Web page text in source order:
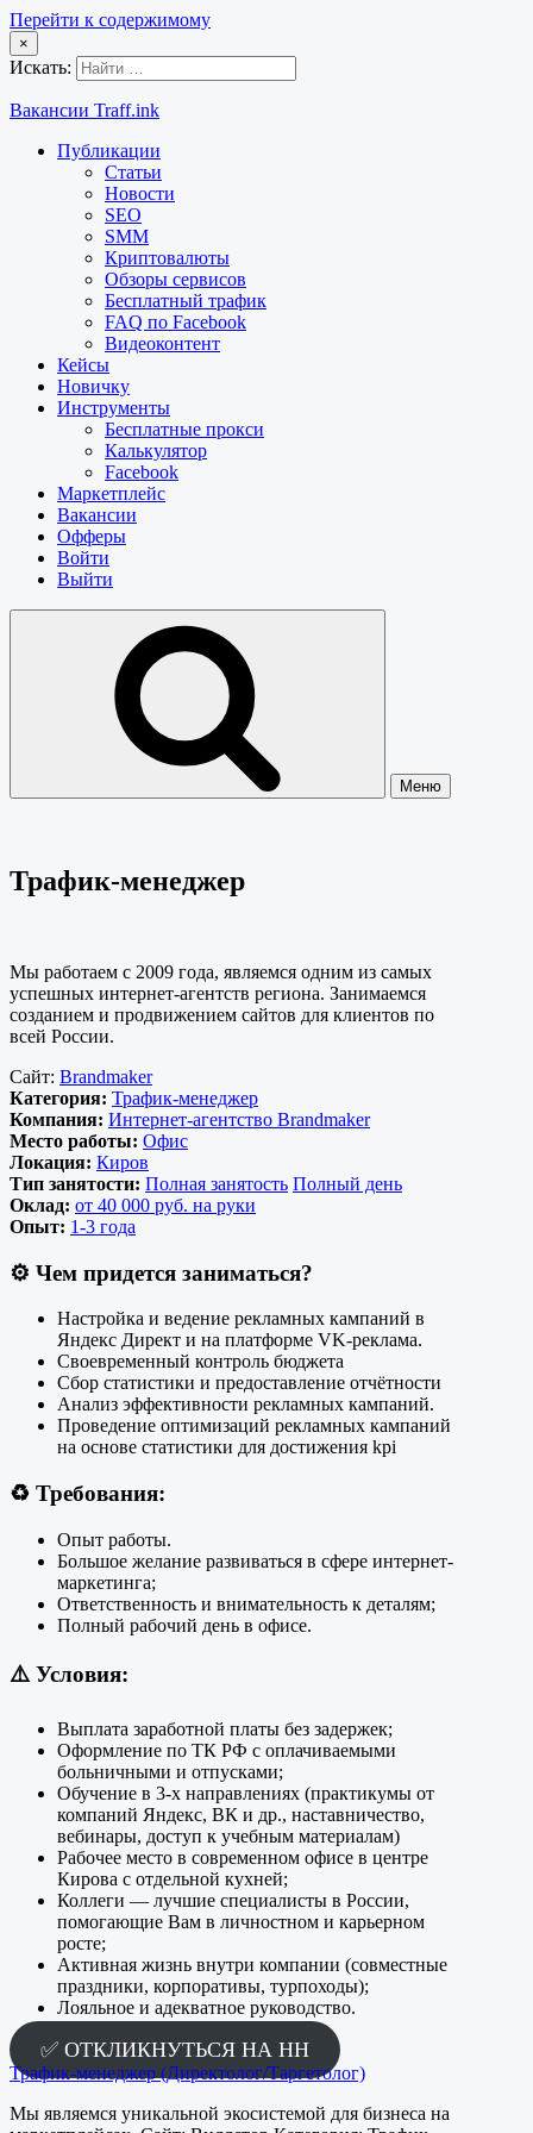
Перейти к содержимому
×
Искать:
Вакансии Traff.ink
Публикации
Статьи
Новости
SEO
SMM
Криптовалюты
Обзоры сервисов
Бесплатный трафик
FAQ по Facebook
Видеоконтент
Кейсы
Новичку
Инструменты
Бесплатные прокси
Калькулятор
Facebook
Маркетплейс
Вакансии
Офферы
Войти
Выйти
Меню
Трафик-менеджер
Мы работаем с 2009 года, являемся одним из самых
успешных интернет-агентств региона. Занимаемся
созданием и продвижением сайтов для клиентов по
всей России.
Сайт: Brandmaker
Категория: Трафик-менеджер
Компания: Интернет-агентство Brandmaker
Место работы: Офис
Локация: Киров
Тип занятости: Полная занятость Полный день
Оклад: от 40 000 руб. на руки
Опыт: 1-3 года
⚙️ Чем придется заниматься?
Настройка и ведение рекламных кампаний в
Яндекс Директ и на платформе VK-реклама.
Своевременный контроль бюджета
Сбор статистики и предоставление отчётности
Анализ эффективности рекламных кампаний.
Проведение оптимизаций рекламных кампаний
на основе статистики для достижения kpi
♻️ Требования:
Опыт работы.
Большое желание развиваться в сфере интернет-
маркетинга;
Ответственность и внимательность к деталям;
Полный рабочий день в офисе.
⚠️ Условия:
Выплата заработной платы без задержек;
Оформление по ТК РФ с оплачиваемыми
больничными и отпусками;
Обучение в 3-х направлениях (практикумы от
компаний Яндекс, ВК и др., наставничество,
вебинары, доступ к учебным материалам)
Рабочее место в современном офисе в центре
Кирова с отдельной кухней;
Коллеги — лучшие специалисты в России,
помогающие Вам в личностном и карьерном
росте;
Активная жизнь внутри компании (совместные
праздники, корпоративы, турпоходы);
Лояльное и адекватное руководство.
✅ ОТКЛИКНУТЬСЯ НА HH
Трафик-менеджер (Директолог/Таргетолог)
Мы являемся уникальной экосистемой для бизнеса на